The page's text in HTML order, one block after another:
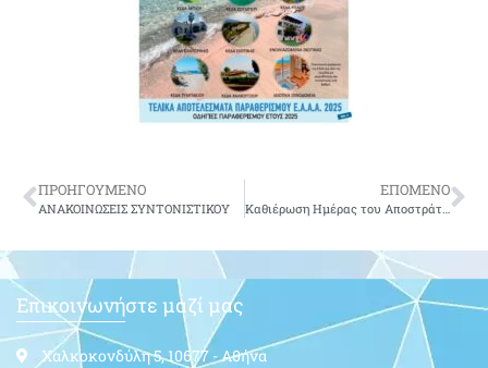
ΠΡΟΗΓΟΥΜΕΝΟ
ΑΝΑΚΟΙΝΩΣΕΙΣ ΣΥΝΤΟΝΙΣΤΙΚΟΥ
ΕΠΟΜΕΝΟ
Καθιέρωση Ημέρας του Αποστράτου/Βετεράνου
Επικοινωνήστε μαζί μας
Χαλκοκονδύλη 5, 10677 - Αθήνα